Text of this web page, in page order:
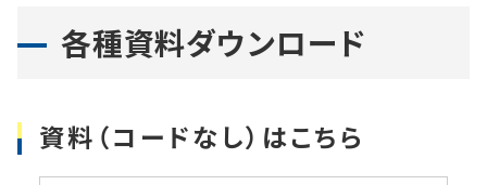
各種資料ダウンロード
資料（コードなし）はこちら